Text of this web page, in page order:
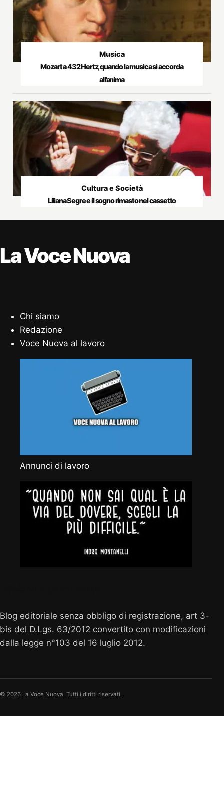
Musica
Mozart a 432 Hertz, quando la musica si accorda
all’anima
Cultura e Società
Liliana Segre e il sogno rimasto nel cassetto
La Voce Nuova
Chi siamo
Redazione
Voce Nuova al lavoro
Annunci di lavoro
Blog editoriale senza obbligo di registrazione, art 3-
bis del D.Lgs. 63/2012 convertito con modificazioni
dalla legge n°103 del 16 luglio 2012.
© 2026 La Voce Nuova. Tutti i diritti riservati.